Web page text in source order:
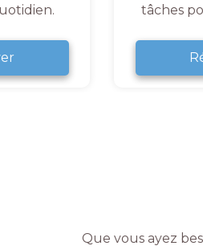
tâches
Que vous ayez